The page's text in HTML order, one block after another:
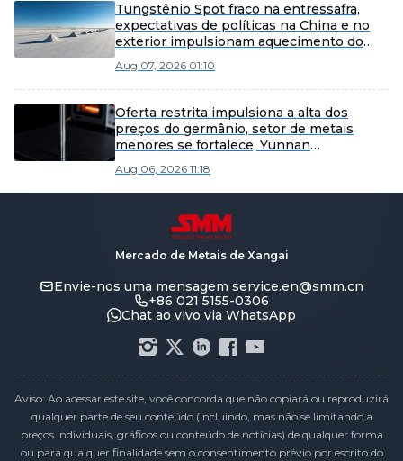
Tungstênio Spot fraco na entressafra,
expectativas de políticas na China e no
exterior impulsionam aquecimento do
Aug 07, 2026 01:10
Oferta restrita impulsiona a alta dos
preços do germânio, setor de metais
menores se fortalece, Yunnan
lideram os ganhos [SMM Flash]
Aug 06, 2026 11:18
Mercado de Metais de Xangai
Envie-nos uma mensagem service.en@smm.cn
+86 021 5155-0306
Chat ao vivo via WhatsApp
Aviso: Ao acessar este site, você concorda que não copiará ou reproduzirá
qualquer parte de seu conteúdo (incluindo, mas não se limitando a
preços individuais, gráficos ou conteúdo de notícias) de qualquer forma
ou para qualquer finalidade sem o consentimento prévio por escrito do